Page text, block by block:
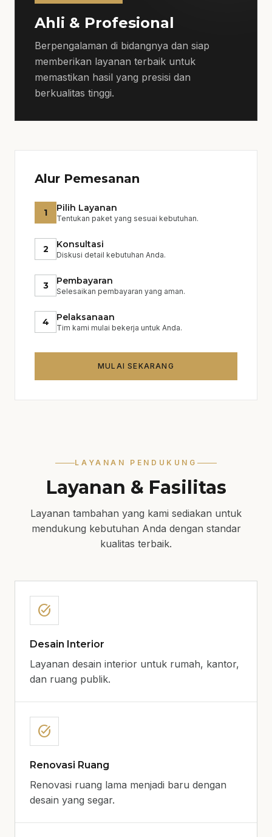
Semarang Tengah, kami berhasil
mengubah ruang tamu biasa menjadi ruang
yang modern dan nyaman dalam waktu 3
minggu, dengan anggaran yang sesuai.
Ahli & Profesional
Berpengalaman di bidangnya dan siap
memberikan layanan terbaik untuk
memastikan hasil yang presisi dan
berkualitas tinggi.
Alur Pemesanan
1 Pilih Layanan
Tentukan paket yang sesuai kebutuhan.
2 Konsultasi
Diskusi detail kebutuhan Anda.
3 Pembayaran
Selesaikan pembayaran yang aman.
4 Pelaksanaan
Tim kami mulai bekerja untuk Anda.
MULAI SEKARANG
LAYANAN PENDUKUNG
Layanan & Fasilitas
Layanan tambahan yang kami sediakan untuk
mendukung kebutuhan Anda dengan standar
kualitas terbaik.
task_alt
Desain Interior
Layanan desain interior untuk rumah, kantor,
dan ruang publik.
task_alt
Renovasi Ruang
Renovasi ruang lama menjadi baru dengan
desain yang segar.